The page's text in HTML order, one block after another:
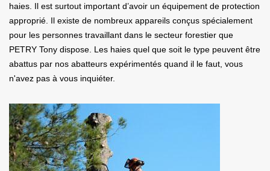
haies. Il est surtout important d’avoir un équipement de protection
approprié. Il existe de nombreux appareils conçus spécialement
pour les personnes travaillant dans le secteur forestier que
PETRY Tony dispose. Les haies quel que soit le type peuvent être
abattus par nos abatteurs expérimentés quand il le faut, vous
n'avez pas à vous inquiéter.